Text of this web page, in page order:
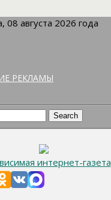
08 августа 2026 года
РЕКЛАМЫ
интернет-газета